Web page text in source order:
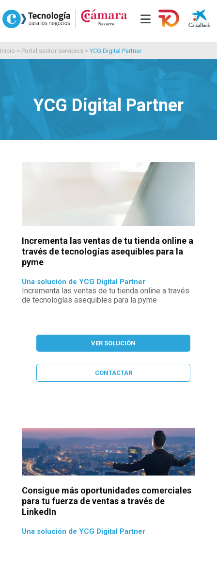
Inicio > Portal sector servicios > YCG Digital Partner
YCG Digital Partner
Incrementa las ventas de tu tienda online a
través de tecnologías asequibles para la
pyme
Una solución de YCG Digital Partner
Incrementa las ventas de tu tienda online a través
de tecnologías asequibles para la pyme
VER SOLUCIÓN
CONTACTAR
Consigue más oportunidades comerciales
para tu fuerza de ventas a través de
LinkedIn
Una solución de YCG Digital Partner